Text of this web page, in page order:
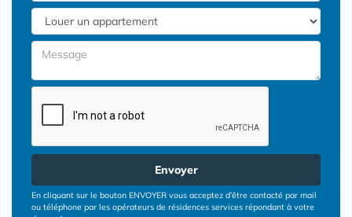
Envoyer
En cliquant sur le bouton ENVOYER vous acceptez d’être contacté par mail
ou téléphone par les opérateurs de résidences services répondant à votre